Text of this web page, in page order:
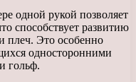
одной рукой позволяет
способствует развитию
плеч. Это особенно
односторонними
гольф.